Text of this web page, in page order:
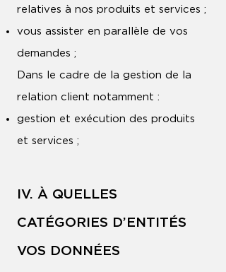
relatives à nos produits et services ;
vous assister en parallèle de vos
demandes ;
Dans le cadre de la gestion de la
relation client notamment :
gestion et exécution des produits
et services ;
IV. À QUELLES
CATÉGORIES D’ENTITÉS
VOS DONNÉES